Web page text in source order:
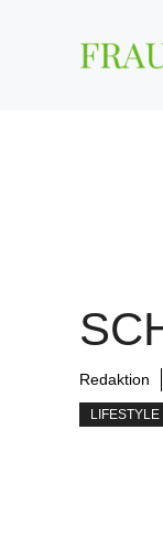
Redaktion
LIFESTYLE